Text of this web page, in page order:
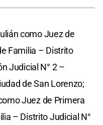
como Juez de
Familia – Distrito
Judicial N° 2 –
de San Lorenzo;
Juez de Primera
– Distrito Judicial N°